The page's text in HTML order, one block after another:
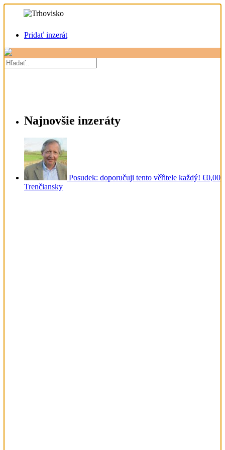
Pridať inzerát
Najnovšie inzeráty
Posudek: doporučuji tento věřitele každý! €0,00
Trenčiansky